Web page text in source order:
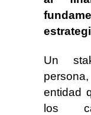
Un
entidad
los